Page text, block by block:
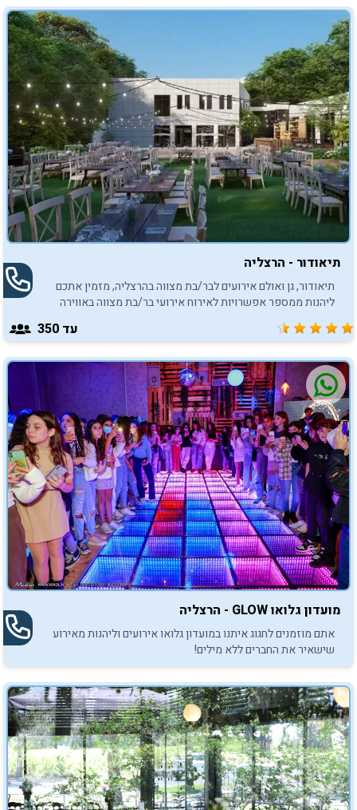
תיאודור - הרצליה
תיאודור, גן ואולם אירועים לבר/בת מצווה בהרצליה, מזמין אתכם
ליהנות ממספר אפשרויות לאירוח אירועי בר/בת מצווה באווירה
בלתי נשכחת.
עד 350
מועדון גלואו GLOW - הרצליה
אתם מוזמנים לחגוג איתנו במועדון גלואו אירועים וליהנות מאירוע
שישאיר את החברים ללא מילים!